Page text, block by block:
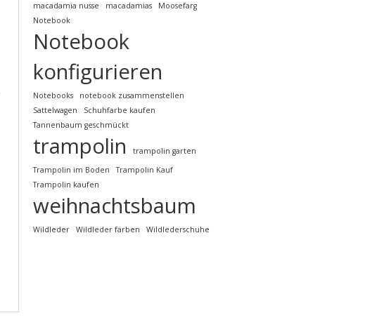
macadamia nusse
macadamias
Moosefarg
Notebook
Notebook
konfigurieren
Notebooks
notebook zusammenstellen
Sattelwagen
Schuhfarbe kaufen
Tannenbaum geschmückt
trampolin
trampolin garten
Trampolin im Boden
Trampolin Kauf
Trampolin kaufen
weihnachtsbaum
Wildleder Wildleder färben Wildlederschuhe